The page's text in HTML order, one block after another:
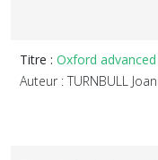
Titre : Oxford
Auteur : TURNBULL